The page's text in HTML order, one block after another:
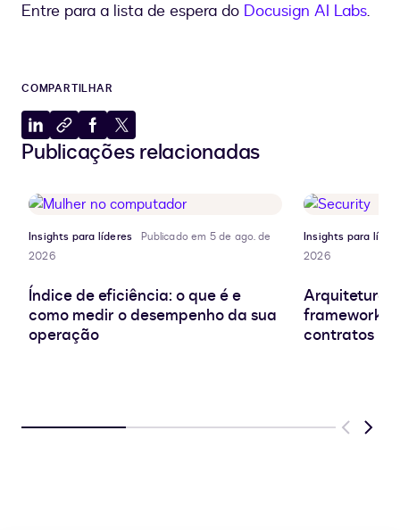
Entre para a lista de espera do Docusign AI Labs.
COMPARTILHAR
Compartilhar
no
Copiar
para
de
transferência
Compartilhar
no
Compartilhar
no
Publicações relacionadas
Insights para líderes
Publicado em 5 de ago. de
2026
Índice de eficiência: o que é e
como medir o desempenho da sua
operação
Insights para
2026
Arquitetura
frameworks
contratos
Previous
Next